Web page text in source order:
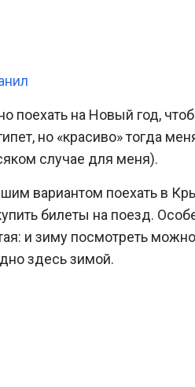
поехать на Новый год,
но «красиво» тогда
случае для меня).
вариантом поехать в
билеты на поезд.
и зиму посмотреть
здесь зимой.